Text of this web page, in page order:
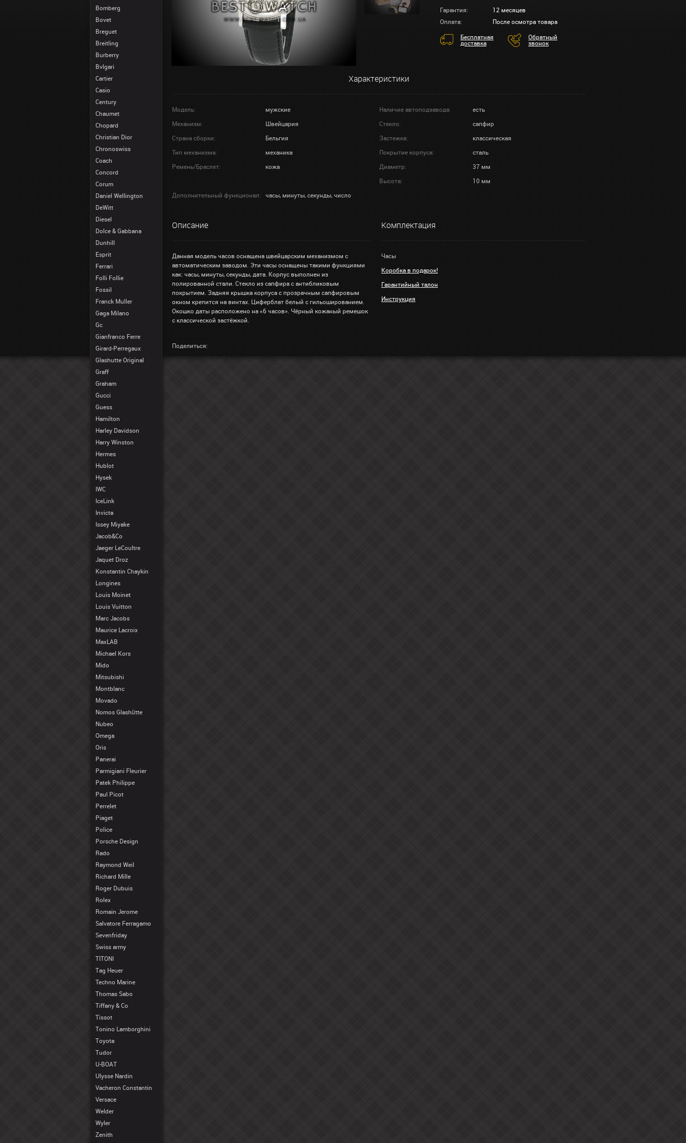
Bomberg
Bovet
Breguet
Breitling
Burberry
Bvlgari
Cartier
Casio
Century
Chaumet
Chopard
Christian Dior
Chronoswiss
Coach
Concord
Corum
Daniel Wellington
DeWitt
Diesel
Dolce & Gabbana
Dunhill
Esprit
Ferrari
Folli Follie
Fossil
Franck Muller
Gaga Milano
Gc
Gianfranco Ferre
Girard-Perregaux
Glashutte Original
Graff
Graham
Gucci
Guess
Hamilton
Harley Davidson
Harry Winston
Hermes
Hublot
Hysek
IWC
IceLink
Invicta
Issey Miyake
Jacob&Co
Jaeger LeCoultre
Jaquet Droz
Konstantin Chaykin
Longines
Louis Moinet
Louis Vuitton
Marc Jacobs
Maurice Lacroix
MaxLAB
Michael Kors
Mido
Mitsubishi
Montblanc
Movado
Nomos Glashütte
Nubeo
Omega
Oris
Panerai
Parmigiani Fleurier
Patek Philippe
Paul Picot
Perrelet
Piaget
Police
Porsche Design
Rado
Raymond Weil
Richard Mille
Roger Dubuis
Rolex
Romain Jerome
Salvatore Ferragamo
Sevenfriday
Swiss army
TITONI
Tag Heuer
Techno Marine
Thomas Sabo
Tiffany & Co
Tissot
Tonino Lamborghini
Toyota
Tudor
U-BOAT
Ulysse Nardin
Vacheron Constantin
Versace
Welder
Wyler
Zenith
Гарантия:
12 месяцев
Оплата:
После осмотра товара
Бесплатная
доставка
Обратный
звонок
Характеристики
Модель: мужские Наличие автоподзавода:
есть
Механизм:
Швейцария Стекло:
сапфир
Страна сборки:
Бельгия Застежка:
классическая
Тип механизма:
механика Покрытие корпуса:
сталь
Ремень/Браслет:
кожа Диаметр:
37 мм
Высота:
10 мм
Дополнительный функционал:
часы, минуты, секунды, число
Описание
Данная модель часов оснащена швейцарским механизмом с
автоматическим заводом. Эти часы оснащены такими функциями
как: часы, минуты, секунды, дата. Корпус выполнен из
полированной стали. Стекло из сапфира с антибликовым
покрытием. Задняя крышка корпуса с прозрачным сапфировым
окном крепится на винтах. Циферблат белый с гильошированием.
Окошко даты расположено на «6 часов». Чёрный кожаный ремешок
с классической застёжкой.
Комплектация
Часы
Коробка в подарок!
Гарантийный талон
Инструкция
Поделиться: